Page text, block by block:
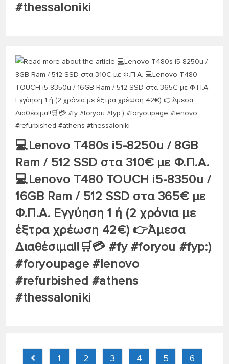
#thessaloniki
💻Lenovo T480s i5-8250u / 8GB
Ram / 512 SSD στα 310€ με Φ.Π.Α.
💻Lenovo T480 TOUCH i5-8350u /
16GB Ram / 512 SSD στα 365€ με
Φ.Π.Α. Εγγύηση 1 ή (2 χρόνια με
έξτρα χρέωση 42€) 👉Άμεσα
Διαθέσιμα!!🛒💳 #fy #foryou #fyp:)
#foryoupage #lenovo
#refurbished #athens
#thessaloniki
1 2 3 4 5
6